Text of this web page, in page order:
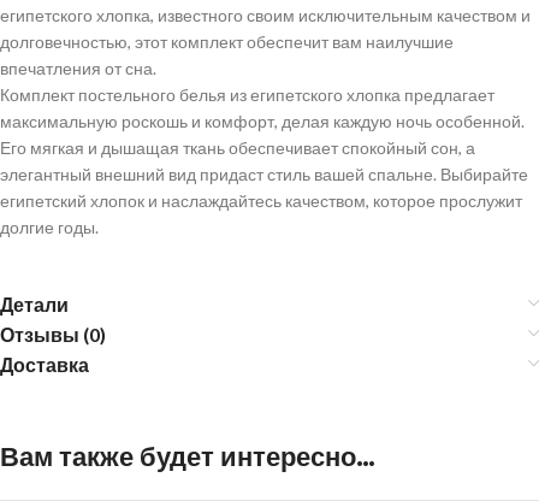
египетского хлопка, известного своим исключительным качеством и
долговечностью, этот комплект обеспечит вам наилучшие
впечатления от сна.
Комплект постельного белья из египетского хлопка предлагает
максимальную роскошь и комфорт, делая каждую ночь особенной.
Его мягкая и дышащая ткань обеспечивает спокойный сон, а
элегантный внешний вид придаст стиль вашей спальне. Выбирайте
египетский хлопок и наслаждайтесь качеством, которое прослужит
долгие годы.
Детали
Отзывы (0)
Доставка
Вам также будет интересно…